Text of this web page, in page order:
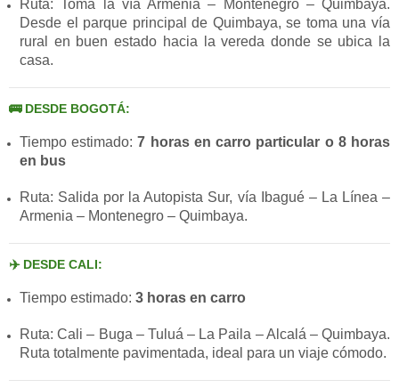
Ruta: Toma la vía Armenia – Montenegro – Quimbaya.
Desde el parque principal de Quimbaya, se toma una vía
rural en buen estado hacia la vereda donde se ubica la
casa.
🚌 DESDE BOGOTÁ:
Tiempo estimado:7 horas en carro particular o 8 horas
en bus
Ruta: Salida por la Autopista Sur, vía Ibagué – La Línea –
Armenia – Montenegro – Quimbaya.
✈️ DESDE CALI:
Tiempo estimado: 3 horas en carro
Ruta: Cali – Buga – Tuluá – La Paila – Alcalá – Quimbaya.
Ruta totalmente pavimentada, ideal para un viaje cómodo.